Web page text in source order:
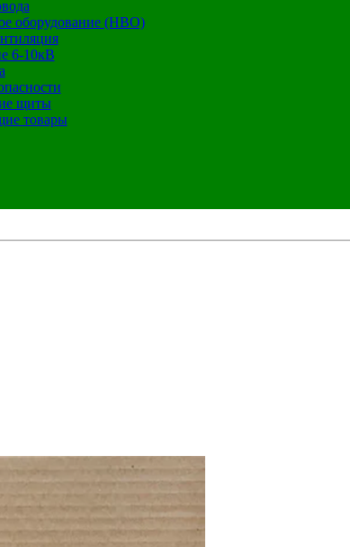
оборудование (НВО)
6-10кВ
щиты
товары